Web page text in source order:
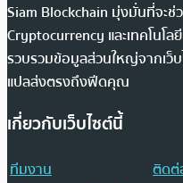
Siam Blockchain มุ่งมั่นที่จะช่
Cryptocurrency และเทคโนโ
รวบรวมข้อมูลส่วนใหญ่จากเว็บ
แปลส่งตรงถึงฟีดคุณ
เกี่ยวกับเว็บไซต์นี้
ทีมงาน
ติดต่